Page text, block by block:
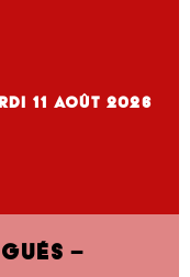
11 Août 2026
–